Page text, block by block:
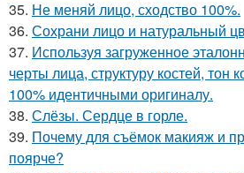
35. Не меняй лицо, сходство 100%.
36. Сохрани лицо и натуральный
37. Используя загруженное
черты лица, структуру костей, тон
100% идентичными оригиналу.
38. Слёзы. Сердце в горле.
39. Почему для съёмок макияж и
поярче?